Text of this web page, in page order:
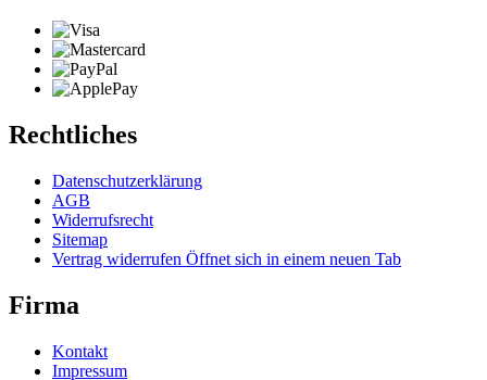
Rechtliches
Datenschutzerklärung
AGB
Widerrufsrecht
Sitemap
Vertrag widerrufen Öffnet sich in einem neuen Tab
Firma
Kontakt
Impressum